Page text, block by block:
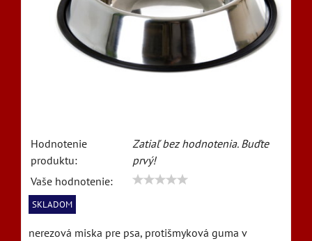
Hodnotenie
produktu:
Zatiaľ bez hodnotenia. Buďte
prvý!
Vaše hodnotenie:
SKLADOM
nerezová miska pre psa, protišmyková guma v